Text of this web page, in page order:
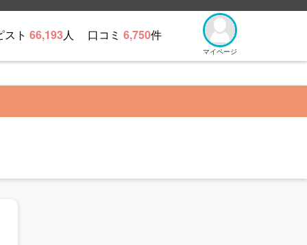
スト 66,193人 口コミ 6,750件
マイページ